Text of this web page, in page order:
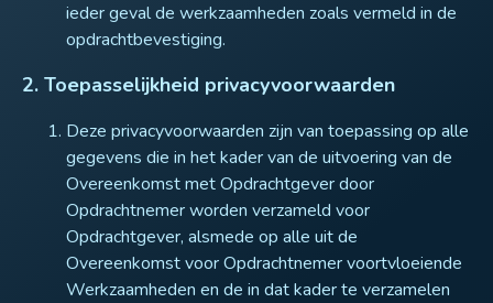
ieder geval de werkzaamheden zoals vermeld in de
opdrachtbevestiging.
2. Toepasselijkheid privacyvoorwaarden
Deze privacyvoorwaarden zijn van toepassing op alle
gegevens die in het kader van de uitvoering van de
Overeenkomst met Opdrachtgever door
Opdrachtnemer worden verzameld voor
Opdrachtgever, alsmede op alle uit de
Overeenkomst voor Opdrachtnemer voortvloeiende
Werkzaamheden en de in dat kader te verzamelen